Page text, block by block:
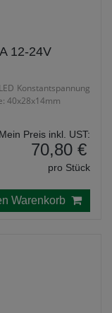
12-24V
Konstantspannung
40x28x14mm
Mein Preis inkl. UST:
70,80 €
pro Stück
Warenkorb